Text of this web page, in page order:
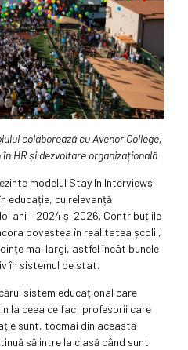
colaborează cu Avenor College,
HR și dezvoltare organizațională
modelul Stay In Interviews
educație, cu relevanță
ani – 2024 și 2026. Contribuțiile
povestea în realitatea școlii,
mai largi, astfel încât bunele
în sistemul de stat.
sistem educațional care
la ceea ce fac: profesorii care
sunt, tocmai din această
să intre la clasă când sunt